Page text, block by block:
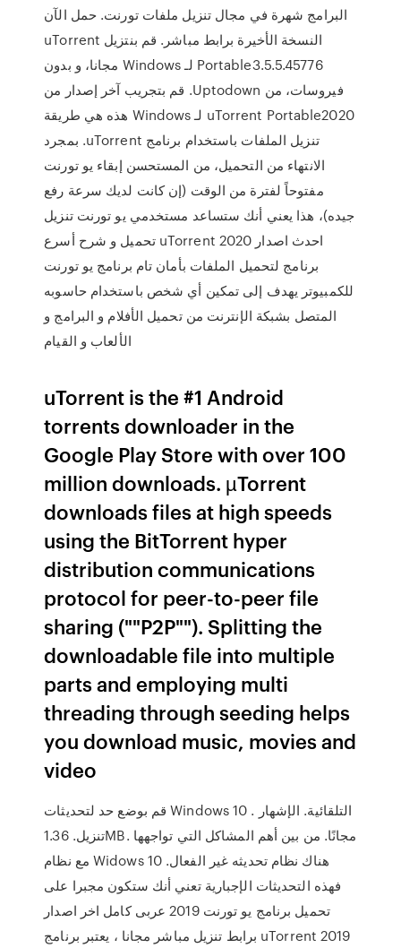
البرامج شهرة في مجال تنزيل ملفات تورنت. حمل الآن
النسخة الأخيرة برابط مباشر. ‫قم بنتزيل uTorrent
Portable3.5.5.45776 لـ Windows مجانا، و بدون
فيروسات، من Uptodown. قم بتجريب آخر إصدار من
uTorrent Portable2020 لـ Windows هذه هي طريقة
تنزيل الملفات باستخدام برنامج uTorrent. بمجرد
الانتهاء من التحميل، من المستحسن إبقاء يو تورنت
مفتوحاً لفترة من الوقت (إن كانت لديك سرعة رفع
جيده)، هذا يعني أنك ستساعد مستخدمي يو تورنت تنزيل
احدث اصدار 2020 uTorrent تحميل و شرح أسرع
برنامج لتحميل الملفات بأمان تام برنامج يو تورنت
للكمبيوتر يهدف إلى تمكين أي شخص باستخدام حاسوبه
المتصل بشبكة الإنترنت من تحميل الأفلام و البرامج و
الألعاب و القيام
uTorrent is the #1 Android
torrents downloader in the
Google Play Store with over 100
million downloads. µTorrent
downloads files at high speeds
using the BitTorrent hyper
distribution communications
protocol for peer-to-peer file
sharing (""P2P""). Splitting the
downloadable file into multiple
parts and employing multi
threading through seeding helps
you download music, movies and
video
قم بوضع حد لتحديثات Windows 10 التلقائية. الإشهار .
تنزيل. 1.36MB. مجانًا. من بين أهم المشاكل التي تواجهها
مع نظام Widows 10 هناك نظام تحديثه غير الفعال.
فهذه التحديثات الإجبارية تعني أنك ستكون مجبرا على
تحميل برنامج يو تورنت 2019 عربى كامل اخر اصدار
برابط تنزيل مباشر مجانا ، يعتبر برنامج uTorrent 2019